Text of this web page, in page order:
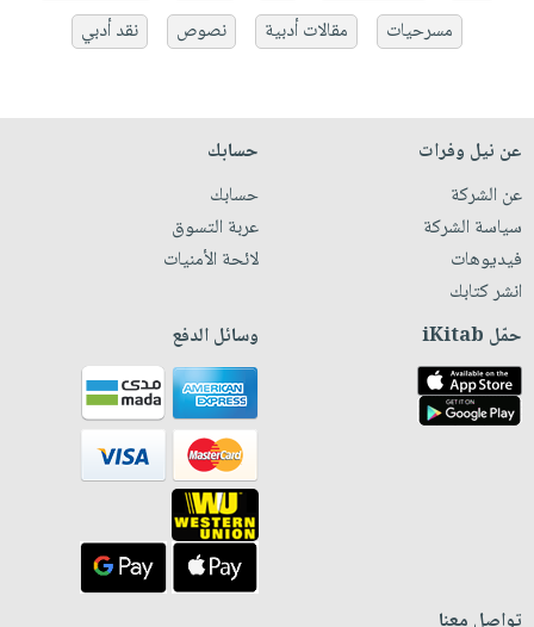
مسرحيات
مقالات أدبية نصوص نقد أدبي
عن نيل وفرات
عن الشركة
سياسة الشركة
فيديوهات
انشر كتابك
حسابك
حسابك
عربة التسوق
لائحة الأمنيات
حمّل iKitab وسائل الدفع